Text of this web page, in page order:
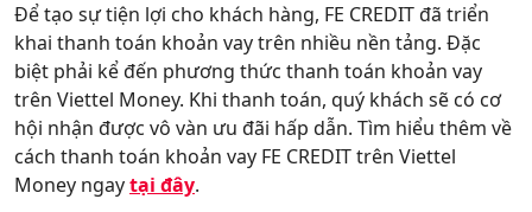
Để tạo sự tiện lợi cho khách hàng, FE CREDIT đã triển
khai thanh toán khoản vay trên nhiều nền tảng. Đặc
biệt phải kể đến phương thức thanh toán khoản vay
trên Viettel Money. Khi thanh toán, quý khách sẽ có cơ
hội nhận được vô vàn ưu đãi hấp dẫn. Tìm hiểu thêm về
cách thanh toán khoản vay FE CREDIT trên Viettel
Money ngaytại đây.